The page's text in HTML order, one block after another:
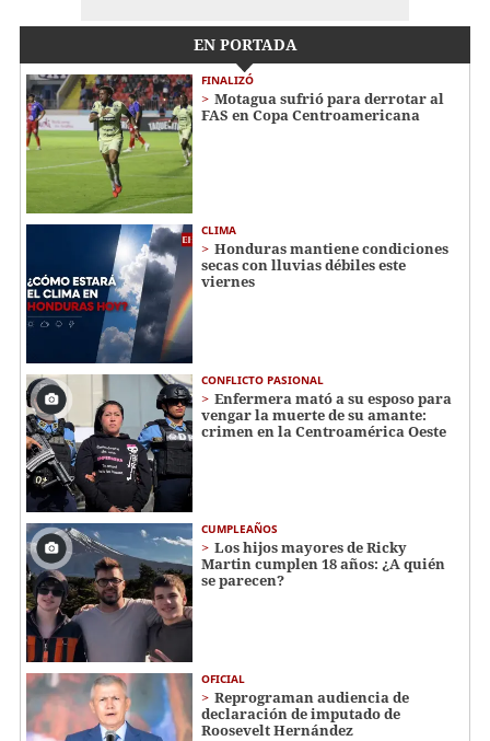
EN PORTADA
FINALIZÓ
Motagua sufrió para derrotar al
FAS en Copa Centroamericana
CLIMA
Honduras mantiene condiciones
secas con lluvias débiles este
viernes
CONFLICTO PASIONAL
Enfermera mató a su esposo para
vengar la muerte de su amante:
crimen en la Centroamérica Oeste
CUMPLEAÑOS
Los hijos mayores de Ricky
Martin cumplen 18 años: ¿A quién
se parecen?
OFICIAL
Reprograman audiencia de
declaración de imputado de
Roosevelt Hernández